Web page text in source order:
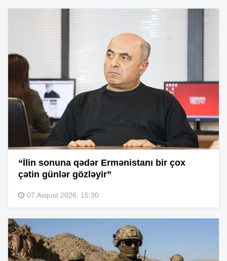
“İlin sonuna qədər Ermənistanı bir çox
çətin günlər gözləyir”
07 Avqust 2026, 15:30